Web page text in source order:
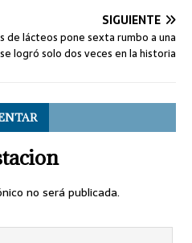
SIGUIENTE
de lácteos pone sexta rumbo a una
logró solo dos veces en la historia
no será publicada.